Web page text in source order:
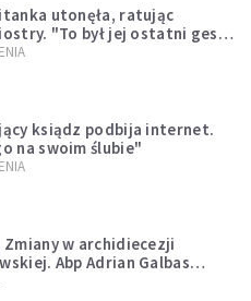
utonęła, ratując
"To był jej ostatni gest
ksiądz podbija internet.
na swoim ślubie"
Zmiany w archidiecezji
Abp Adrian Galbas
dekrety nowym proboszczom